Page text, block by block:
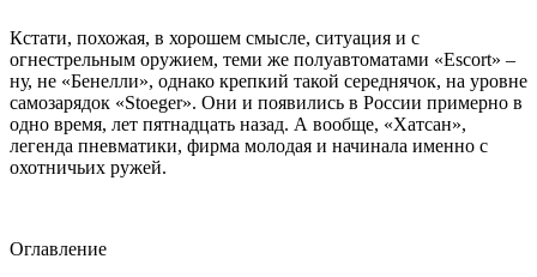
Кстати, похожая, в хорошем смысле, ситуация и с
огнестрельным оружием, теми же полуавтоматами «Escort» –
ну, не «Бенелли», однако крепкий такой середнячок, на уровне
самозарядок «Stoeger». Они и появились в России примерно в
одно время, лет пятнадцать назад. А вообще, «Хатсан»,
легенда пневматики, фирма молодая и начинала именно с
охотничьих ружей.
Оглавление